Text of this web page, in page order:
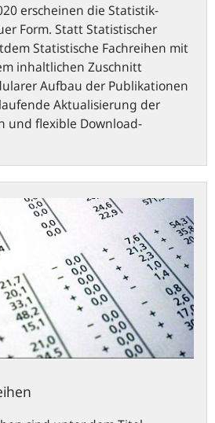
erscheinen die Statistik-
Form. Statt Statistischer
Statistische Fachreihen mit
inhaltlichen Zuschnitt
Aufbau der Publikationen
Aktualisierung der
und flexible Download-